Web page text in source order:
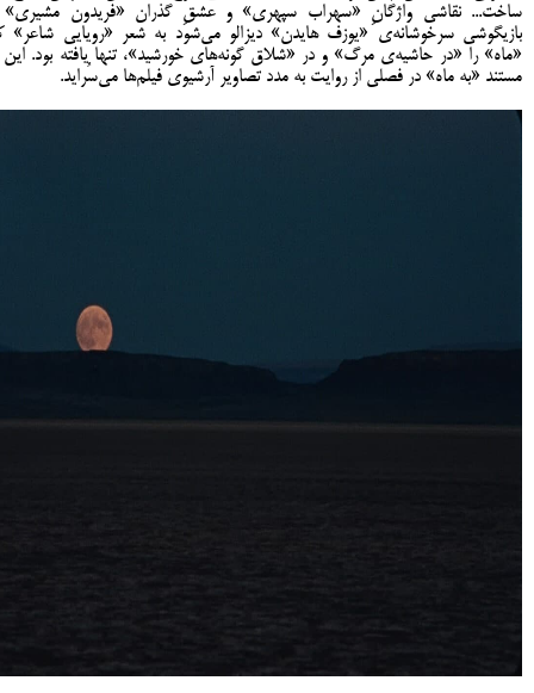
ساخت... نقاشی واژگانِ «سهراب سپهری» و عشقِ گذران «فریدون
بازیگوشی سرخوشانه‌ی «یوزف هایدن» دیزالو می‌شود به شعر «رویایی شاعر»
«ماه» را «در حاشیه‌ی مرگ» و در «شلاق گونه‌های خورشید»، تنها یافته بود. این
مستند «به ماه» در فصلی از روایت به مدد تصاویر آرشیوی فیلم‌ها می‌سُراید.